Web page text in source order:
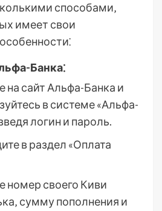
способами‚
имеет свои
Банка⁚
на сайт Альфа-Банка и
в системе «Альфа-
логин и пароль.
в раздел «Оплата
номер своего Киви
сумму пополнения и